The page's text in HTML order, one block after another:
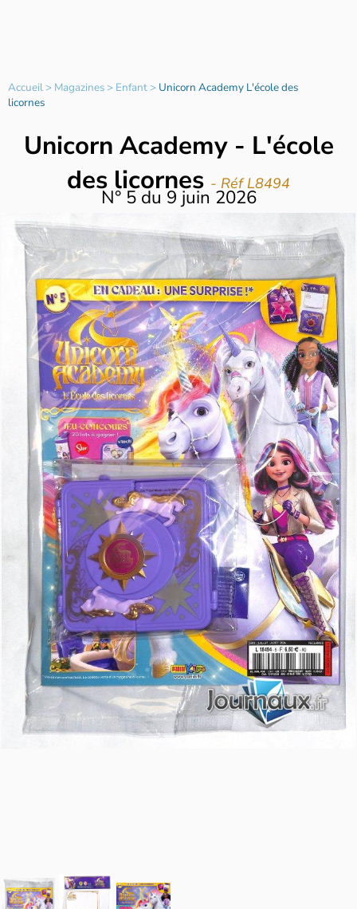
Accueil> Magazines> Enfant> Unicorn Academy L'école des
licornes
Unicorn Academy - L'école
des licornes - Réf L8494
N° 5du 9 juin 2026